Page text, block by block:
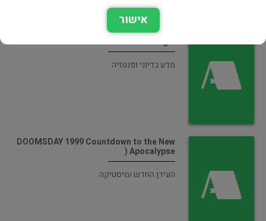
Without a Trace; more evidence from the
Bermuda Triangle
מדע בדיוני ופנטזיה
DOOMSDAY 1999 Countdown to the New
Apocalypse (
העידן החדש ומיסטיקה
אישור